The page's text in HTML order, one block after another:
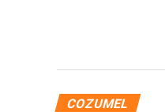
COZUMEL